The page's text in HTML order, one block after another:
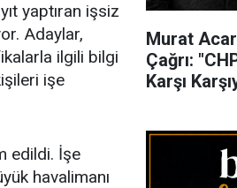
yaptıran işsiz
Adaylar,
ilgili bilgi
işe
edildi. İşe
havalimanı
Murat
Çağrı:
Karşı